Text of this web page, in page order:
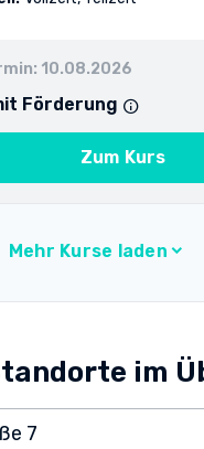
10.08.2026
Förderung
Zum Kurs
Mehr Kurse laden
im
7